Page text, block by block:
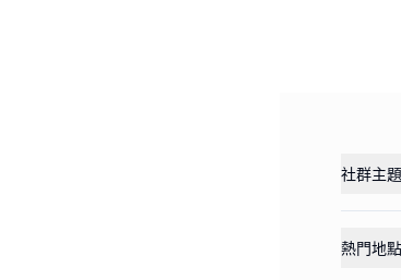
社群主題
熱門地點